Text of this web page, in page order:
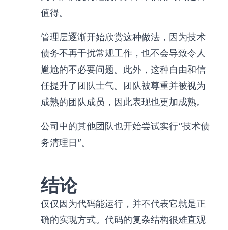
值得。
管理层逐渐开始欣赏这种做法，因为技术
债务不再干扰常规工作，也不会导致令人
尴尬的不必要问题。此外，这种自由和信
任提升了团队士气。团队被尊重并被视为
成熟的团队成员，因此表现也更加成熟。
公司中的其他团队也开始尝试实行“技术债
务清理日”。
结论
仅仅因为代码能运行，并不代表它就是正
确的实现方式。代码的复杂结构很难直观